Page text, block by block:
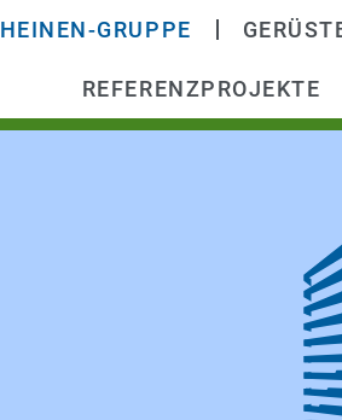
HEINEN-GRUPPE
REFERENZPROJEKTE